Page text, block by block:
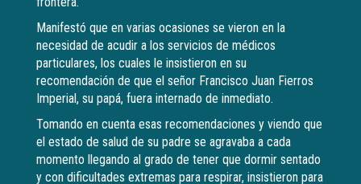
Manifestó que en varias ocasiones se vieron en la
necesidad de acudir a los servicios de médicos
particulares, los cuales le insistieron en su
recomendación de que el señor Francisco Juan Fierros
Imperial, su papá, fuera internado de inmediato.
Tomando en cuenta esas recomendaciones y viendo que
el estado de salud de su padre se agravaba a cada
momento llegando al grado de tener que dormir sentado
y con dificultades extremas para respirar, insistieron para